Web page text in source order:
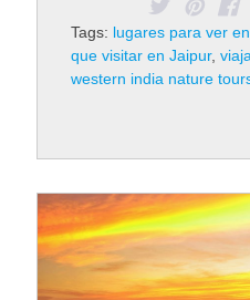
Sanganer, que está a 12
la metrópoli. Tiene
nacionales y está bien
Tags: lugares para ver
que visitar en Jaipur,
western india nature